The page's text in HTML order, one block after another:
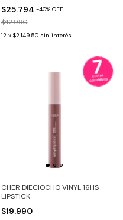
$25.794 -40% OFF
$42.990
12 x $2.149,50 sin interés
CHER DIECIOCHO VINYL 16HS
LIPSTICK
$19.990